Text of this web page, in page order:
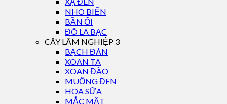
NHO BIỂN
BẦN ỔI
ĐÔ LA BẠC
CÂY LÂM NGHIỆP 3
BẠCH ĐÀN
XOAN TA
XOAN ĐÀO
MUỒNG ĐEN
HOA SỮA
MẮC MẬT